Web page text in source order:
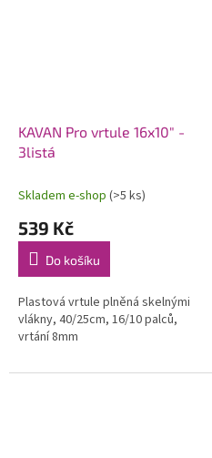
KAVAN Pro vrtule 16x10" -
3listá
Skladem e-shop (>5 ks)
539 Kč
Do košíku
Plastová vrtule plněná skelnými
vlákny, 40/25cm, 16/10 palců,
vrtání 8mm